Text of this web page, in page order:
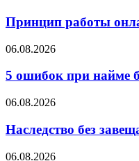
Принцип работы
06.08.2026
5 ошибок при найме
06.08.2026
Наследство без
06.08.2026